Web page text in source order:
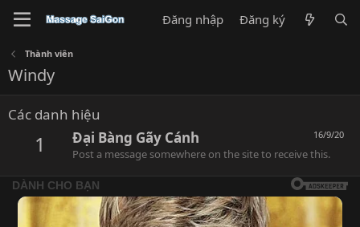
Đăng nhập Đăng ký
Thành viên
Windy
Các danh hiệu
1 16/9/20
Đại Bàng Gãy Cánh
Post a message somewhere on the site to receive this.